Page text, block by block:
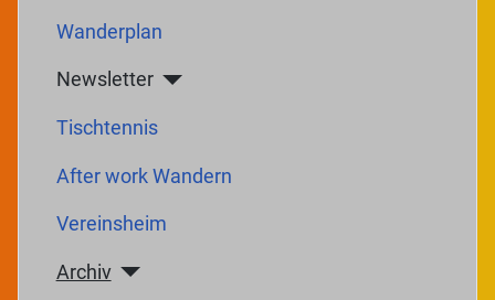
Wanderplan
Newsletter
Tischtennis
After work Wandern
Vereinsheim
Archiv